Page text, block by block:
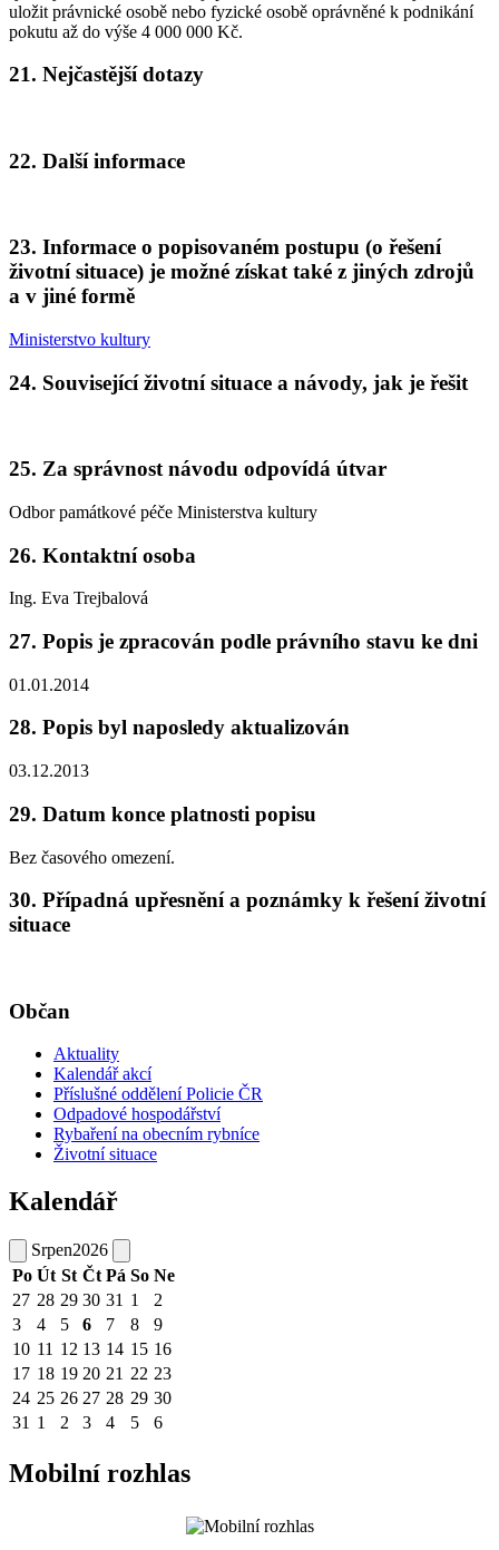
uložit právnické osobě nebo fyzické osobě oprávněné k podnikání
pokutu až do výše 4 000 000 Kč.
21. Nejčastější dotazy
22. Další informace
23. Informace o popisovaném postupu (o řešení
životní situace) je možné získat také z jiných zdrojů
a v jiné formě
Ministerstvo kultury
24. Související životní situace a návody, jak je řešit
25. Za správnost návodu odpovídá útvar
Odbor památkové péče Ministerstva kultury
26. Kontaktní osoba
Ing. Eva Trejbalová
27. Popis je zpracován podle právního stavu ke dni
01.01.2014
28. Popis byl naposledy aktualizován
03.12.2013
29. Datum konce platnosti popisu
Bez časového omezení.
30. Případná upřesnění a poznámky k řešení životní
situace
Občan
Aktuality
Kalendář akcí
Příslušné oddělení Policie ČR
Odpadové hospodářství
Rybaření na obecním rybníce
Životní situace
Kalendář
Srpen2026
Po Út St Čt Pá So Ne
27 28 29 30 31 1
2
3
4 5 6 7 8
9
10 11 12 13 14 15 16
17 18 19 20 21 22 23
24 25 26 27 28 29 30
31 1 2 3 4 5 6
Mobilní rozhlas